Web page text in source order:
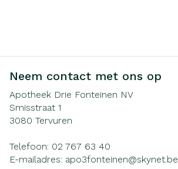
Neem contact met ons op
Apotheek Drie Fonteinen NV
Smisstraat 1
3080 Tervuren
Telefoon: 02 767 63 40
E-mailadres: apo3fonteinen@skynet.be